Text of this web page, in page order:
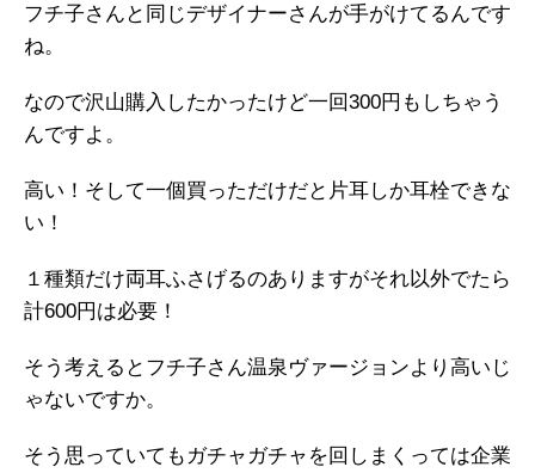
フチ子さんと同じデザイナーさんが手がけてるんです
ね。
なので沢山購入したかったけど一回300円もしちゃう
んですよ。
高い！そして一個買っただけだと片耳しか耳栓できな
い！
１種類だけ両耳ふさげるのありますがそれ以外でたら
計600円は必要！
そう考えるとフチ子さん温泉ヴァージョンより高いじ
ゃないですか。
そう思っていてもガチャガチャを回しまくっては企業